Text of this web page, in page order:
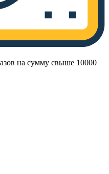
на сумму свыше 10000